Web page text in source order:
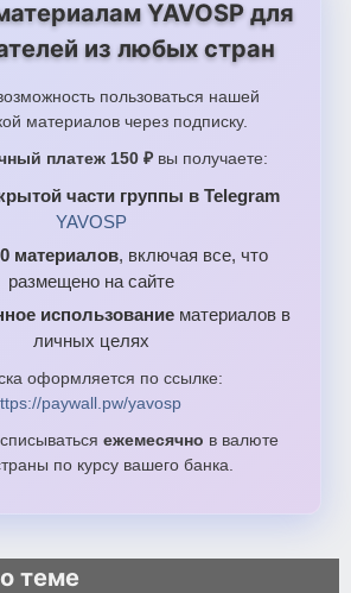
YAVOSP для
из любых стран
пользоваться нашей
материалов через подписку.
платеж 150 ₽ вы получаете:
части группы в Telegram
YAVOSP
материалов, включая все, что
размещено на сайте
использование материалов в
личных целях
оформляется по ссылке:
paywall.pw/yavosp
ежемесячно в валюте
по курсу вашего банка.
теме